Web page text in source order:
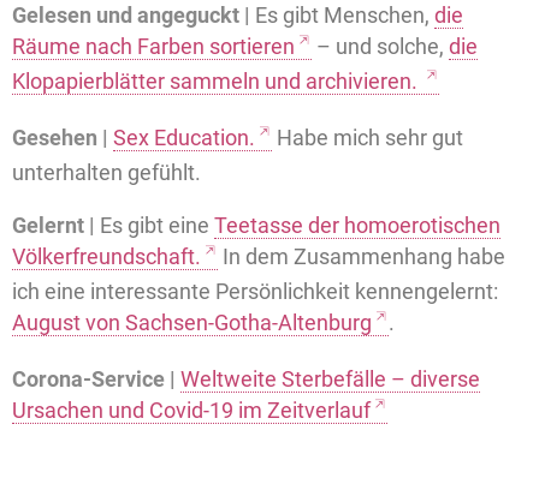
Gelesen und angeguckt | Es gibt Menschen, die
Räume nach Farben sortieren
– und solche, die
Klopapierblätter sammeln und archivieren.
Gesehen | Sex Education.
Habe mich sehr gut
unterhalten gefühlt.
Gelernt | Es gibt eine Teetasse der homoerotischen
Völkerfreundschaft.
In dem Zusammenhang habe
ich eine interessante Persönlichkeit kennengelernt:
August von Sachsen-Gotha-Altenburg
.
Corona-Service | Weltweite Sterbefälle – diverse
Ursachen und Covid-19 im Zeitverlauf